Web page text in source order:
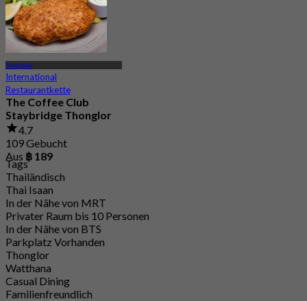
Thonglor
International
Restaurantkette
The Coffee Club
Staybridge Thonglor
4.7
109 Gebucht
Aus ฿ 189
Tags
Thailändisch
Thai Isaan
In der Nähe von MRT
Privater Raum bis 10 Personen
In der Nähe von BTS
Parkplatz Vorhanden
Thonglor
Watthana
Casual Dining
Familienfreundlich